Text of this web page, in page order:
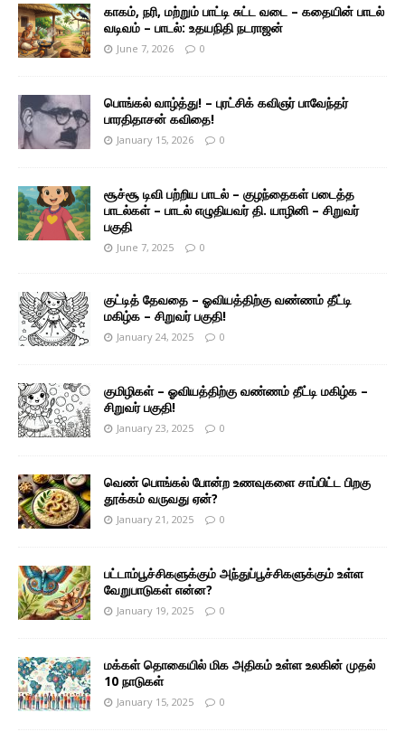
காகம், நரி, மற்றும் பாட்டி சுட்ட வடை – கதையின் பாடல்
வடிவம் – பாடல்: உதயநிதி நடராஜன்
June 7, 2026 0
பொங்கல் வாழ்த்து! – புரட்சிக் கவிஞர் பாவேந்தர்
பாரதிதாசன் கவிதை!
January 15, 2026 0
சூச்சூ டிவி பற்றிய பாடல் – குழந்தைகள் படைத்த
பாடல்கள் – பாடல் எழுதியவர் தி. யாழினி – சிறுவர்
பகுதி
June 7, 2025 0
குட்டித் தேவதை – ஓவியத்திற்கு வண்ணம் தீட்டி
மகிழ்க – சிறுவர் பகுதி!
January 24, 2025 0
குமிழிகள் – ஓவியத்திற்கு வண்ணம் தீட்டி மகிழ்க –
சிறுவர் பகுதி!
January 23, 2025 0
வெண் பொங்கல் போன்ற உணவுகளை சாப்பிட்ட பிறகு
தூக்கம் வருவது ஏன்?
January 21, 2025 0
பட்டாம்பூச்சிகளுக்கும் அந்துப்பூச்சிகளுக்கும் உள்ள
வேறுபாடுகள் என்ன?
January 19, 2025 0
மக்கள் தொகையில் மிக அதிகம் உள்ள உலகின் முதல்
10 நாடுகள்
January 15, 2025 0